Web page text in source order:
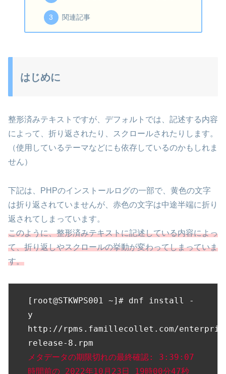
関連記事
はじめに
整形済みテキストですが、デフォルトでは、記述する内容
によって、折り返されたり、スクロールされたりします。
（使用しているテーマなどにも依存しているのかもしれま
せん）
下記は、PHPのインストールログの一部で、黄色の文字
は折り返されていませんが、赤色の文字は中途半端に折り
返されてしまっています。
このように、整形済みテキストに記述している内容によっ
て、折り返しやスクロールの挙動が変わってしまっていま
す。
[root@STKWPS001 ~]# dnf install -
y
http://rpms.famillecollet.com/
メタデータの期限切れの最終確認: 3:39:07
時間前の 2022年10月23日 19時00分47秒